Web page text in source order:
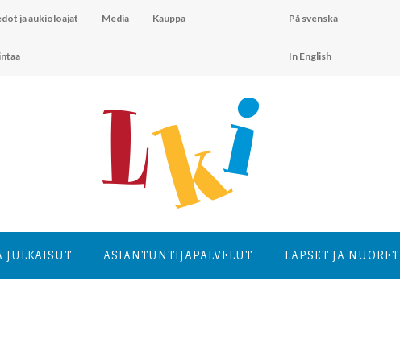
ja aukioloajat Media Kauppa På svenska
In English
JULKAISUT ASIANTUNTIJA­PALVELUT LAPSET JA NUORET